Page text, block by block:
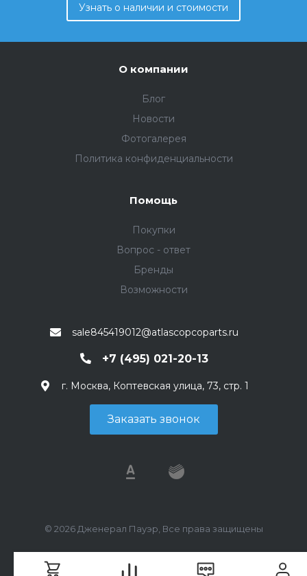
Узнать о наличии и стоимости
О компании
Блог
Новости
Фотогалерея
Политика конфиденциальности
Помощь
Покупки
Вопрос - ответ
Бренды
Возможности
sale845419012@atlascopcoparts.ru
+7 (495) 021-20-13
г. Москва, Коптевская улица, 73, стр. 1
Заказать звонок
© 2026 Дженерал Пауэр, Все права защищены